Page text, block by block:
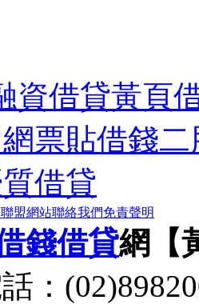
資借貸黃頁
票貼借錢二
借貸
聯盟網站聯絡我們免責聲明
錢借貸網【
話：